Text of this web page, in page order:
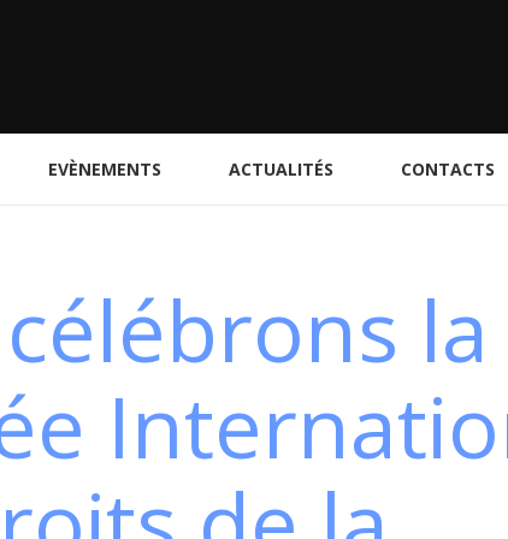
EVÈNEMENTS ACTUALITÉS CONTACTS
la